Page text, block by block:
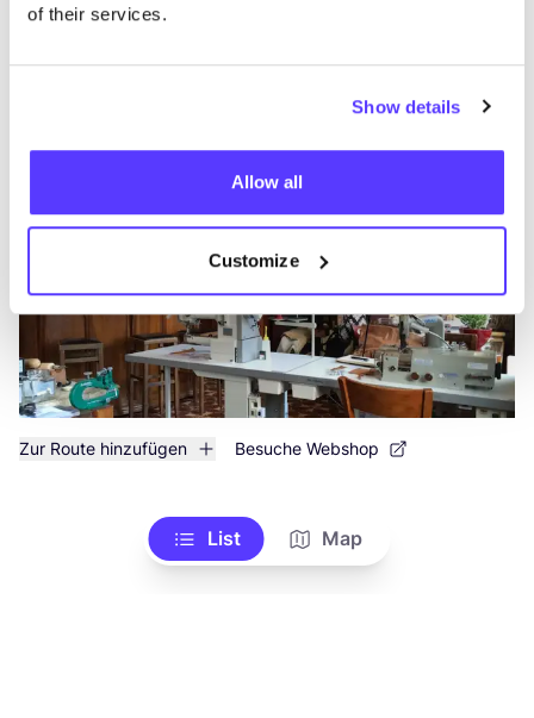
of their services.
Show details
Allow all
Customize
Gistelse Steenweg 417, Brugge
Zur Route hinzufügen Besuche Webshop
List Map